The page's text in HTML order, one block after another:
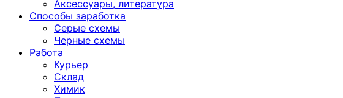
Аксессуары, литература
Способы заработка
Серые схемы
Черные схемы
Работа
Курьер
Склад
Химик